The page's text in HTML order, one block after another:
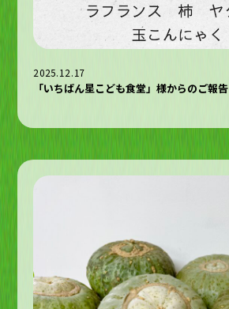
2025.12.17
「いちばん星こども食堂」様からのご報告